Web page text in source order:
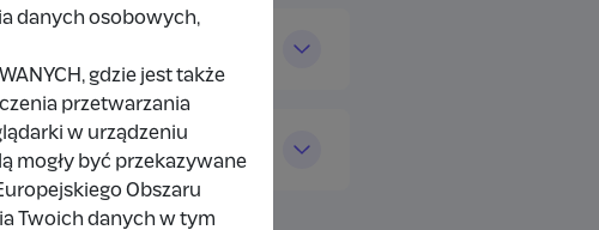
danych osobowych,
gdzie jest także
przetwarzania
w urządzeniu
mogły być przekazywane
Obszaru
Twoich danych w tym